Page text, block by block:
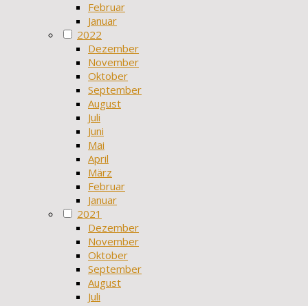
Februar
Januar
2022
Dezember
November
Oktober
September
August
Juli
Juni
Mai
April
März
Februar
Januar
2021
Dezember
November
Oktober
September
August
Juli